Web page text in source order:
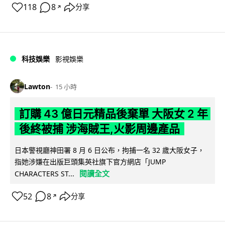
118 8 ↗ 分享
科技娛樂 影視娛樂
Lawton 15 小時
訂購 43 億日元精品後棄單 大阪女 2 年
後終被捕 涉海賊王,火影周邊產品
日本警視廳神田署 8 月 6 日公布，拘捕一名 32 歲大阪女子，
指她涉嫌在出版巨頭集英社旗下官方網店「JUMP
CHARACTERS ST...
閱讀全文
52 8 ↗ 分享